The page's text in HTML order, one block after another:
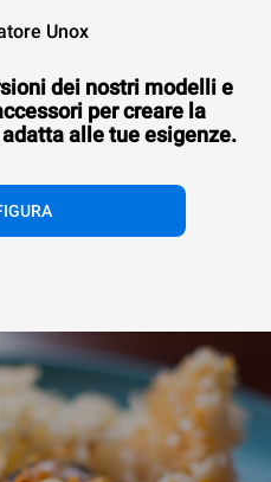
Unox
dei nostri modelli e
per creare la
alle tue esigenze.